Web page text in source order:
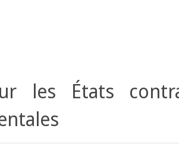
les États